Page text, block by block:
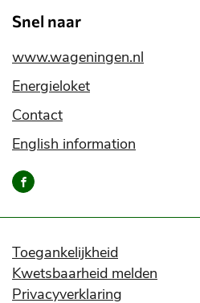
Snel naar
www.wageningen.nl
Energieloket
Contact
English information
Bereik
ons
social
media
kanalen
Toegankelijkheid
Kwetsbaarheid melden
Privacyverklaring